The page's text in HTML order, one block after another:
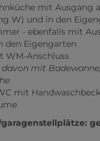
mit Ausgang
W) und in den
- ebenfalls mit
den Eigengarten
WM-Anschluss
davon mit
mit